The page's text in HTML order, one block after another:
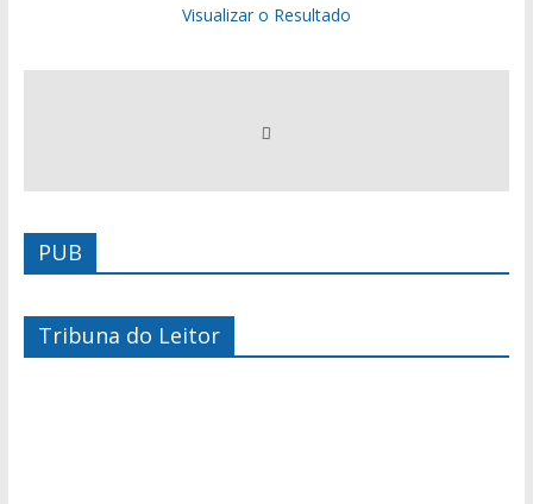
Visualizar o Resultado
PUB
Tribuna do Leitor